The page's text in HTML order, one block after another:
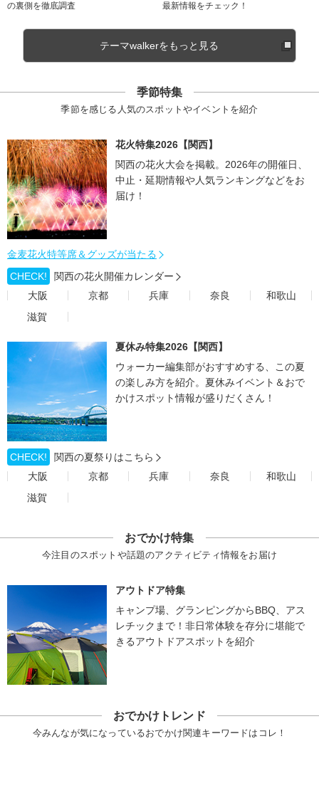
の裏側を徹底調査
最新情報をチェック！
テーマwalkerをもっと見る
季節特集
季節を感じる人気のスポットやイベントを紹介
花火特集2026【関西】
関西の花火大会を掲載。2026年の開催日、
中止・延期情報や人気ランキングなどをお
届け！
金麦花火特等席＆グッズが当たる
CHECK!
関西の花火開催カレンダー
大阪
京都 兵庫 奈良
和歌山
滋賀
夏休み特集2026【関西】
ウォーカー編集部がおすすめする、この夏
の楽しみ方を紹介。夏休みイベント＆おで
かけスポット情報が盛りだくさん！
CHECK!
関西の夏祭りはこちら
大阪
京都 兵庫 奈良
和歌山
滋賀
おでかけ特集
今注目のスポットや話題のアクティビティ情報をお届け
アウトドア特集
キャンプ場、グランピングからBBQ、アス
レチックまで！非日常体験を存分に堪能で
きるアウトドアスポットを紹介
おでかけトレンド
今みんなが気になっているおでかけ関連キーワードはコレ！